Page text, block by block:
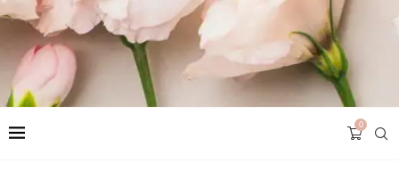
0